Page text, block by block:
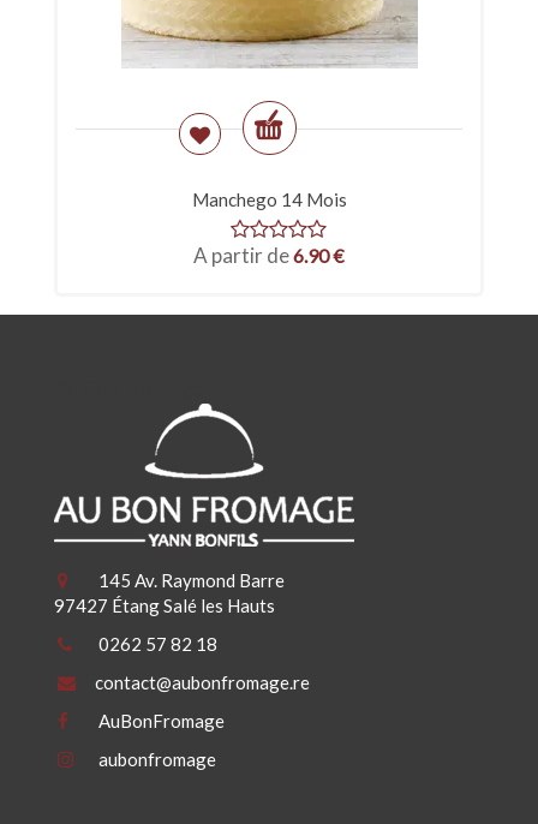
Manchego 14 Mois
A partir de6.90€
145 Av. Raymond Barre
97427 Étang Salé les Hauts
0262 57 82 18
contact@aubonfromage.re
AuBonFromage
aubonfromage